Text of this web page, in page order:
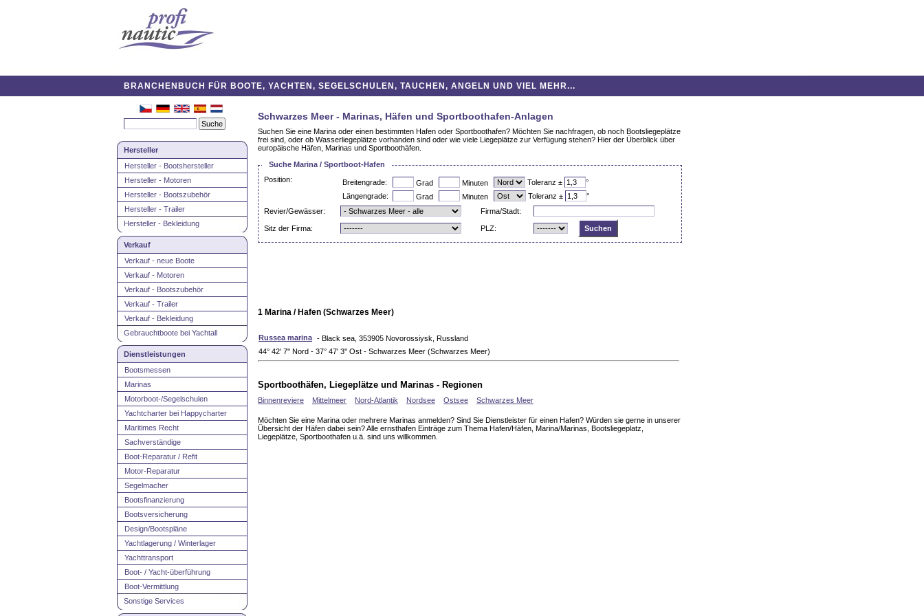
BRANCHENBUCH FÜR BOOTE, YACHTEN, SEGELSCHULEN, TAUCHEN, ANGELN UND VIEL MEHR...
Hersteller
Hersteller - Bootshersteller
Hersteller - Motoren
Hersteller - Bootszubehör
Hersteller - Trailer
Hersteller - Bekleidung
Verkauf
Verkauf - neue Boote
Verkauf - Motoren
Verkauf - Bootszubehör
Verkauf - Trailer
Verkauf - Bekleidung
Gebrauchtboote bei Yachtall
Dienstleistungen
Bootsmessen
Marinas
Motorboot-/Segelschulen
Yachtcharter bei Happycharter
Maritimes Recht
Sachverständige
Boot-Reparatur / Refit
Motor-Reparatur
Segelmacher
Bootsfinanzierung
Bootsversicherung
Design/Bootspläne
Yachtlagerung / Winterlager
Yachttransport
Boot- / Yacht-überführung
Boot-Vermittlung
Sonstige Services
Schwarzes Meer - Marinas, Häfen und Sportboothafen-Anlagen
Suchen Sie eine Marina oder einen bestimmten Hafen oder Sportboothafen? Möchten Sie nachfragen, ob noch Bootsliegeplätze
frei sind, oder ob Wasserliegeplätze vorhanden sind oder wie viele Liegeplätze zur Verfügung stehen? Hier der Überblick über
europäische Häfen, Marinas und Sportboothäfen.
Suche Marina / Sportboot-Hafen
Position:
Breitengrade: Grad Minuten Toleranz ±
°
Längengrade:
Grad Minuten Toleranz ±
°
Revier/Gewässer:
Firma/Stadt:
Sitz der Firma: PLZ:
1 Marina / Hafen (Schwarzes Meer)
Russea marina - Black sea, 353905 Novorossiysk, Russland
44° 42' 7'' Nord - 37° 47' 3'' Ost - Schwarzes Meer (Schwarzes Meer)
Sportboothäfen, Liegeplätze und Marinas - Regionen
Binnenreviere Mittelmeer Nord-Atlantik Nordsee Ostsee Schwarzes Meer
Möchten Sie eine Marina oder mehrere Marinas anmelden? Sind Sie Dienstleister für einen Hafen? Würden sie gerne in unserer
Übersicht der Häfen dabei sein? Alle ernsthafen Einträge zum Thema Hafen/Häfen, Marina/Marinas, Bootsliegeplatz,
Liegeplätze, Sportboothafen u.ä. sind uns willkommen.